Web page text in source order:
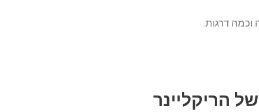
דרגות.
הריקליינר